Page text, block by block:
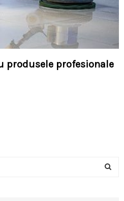
produsele profesionale